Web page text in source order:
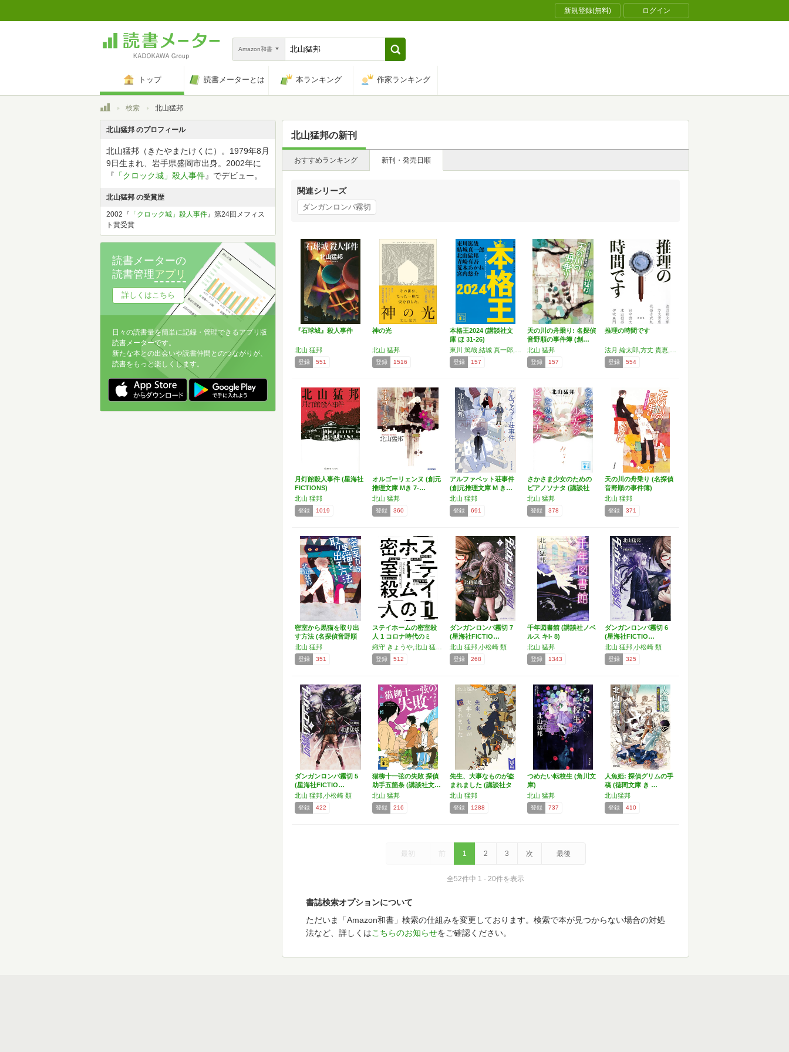
新規登録(無料) ログイン
Amazon和書
トップ 読書メーターとは 本ランキング 作家ランキング
トップ検索 北山猛邦
北山猛邦の新刊
おすすめランキング 新刊・発売日順
関連シリーズ
ダンガンロンパ霧切
『石球城』殺人事件
北山 猛邦
登録 551
神の光
北山 猛邦
登録 1516
本格王2024 (講談社文
庫 ほ 31-26)
登録 157
天の川の舟乗り: 名探偵
音野順の事件簿 (創…
北山 猛邦
登録 157
推理の時間です
登録 554
月灯館殺人事件 (星海社
FICTIONS)
北山 猛邦
登録 1019
オルゴーリェンヌ (創元
推理文庫 Mき 7-…
北山 猛邦
登録 360
アルファベット荘事件
(創元推理文庫 M き…
北山 猛邦
登録 691
さかさま少女のための
ピアノソナタ (講談社
文…
北山 猛邦
登録 378
天の川の舟乗り (名探偵
音野順の事件簿)
北山 猛邦
登録 371
密室から黒猫を取り出
す方法 (名探偵音野順
の…
北山 猛邦
登録 351
ステイホームの密室殺
人 1 コロナ時代のミ
ス…
登録 512
ダンガンロンパ霧切 7
(星海社FICTIO…
北山 猛邦,小松崎 類
登録 268
千年図書館 (講談社ノベ
ルス キI- 8)
北山 猛邦
登録 1343
ダンガンロンパ霧切 6
(星海社FICTIO…
北山 猛邦,小松崎 類
登録 325
ダンガンロンパ霧切 5
(星海社FICTIO…
北山 猛邦,小松崎 類
登録 422
猫柳十一弦の失敗 探偵
助手五箇条 (講談社文…
北山 猛邦
登録 216
先生、大事なものが盗
まれました (講談社タ
イ…
北山 猛邦
登録 1288
つめたい転校生 (角川文
庫)
北山 猛邦
登録 737
人魚姫: 探偵グリムの手
稿 (徳間文庫 き …
北山猛邦
登録 410
最初 前 1 2 3 次 最後
全52件中 1 - 20件を表示
書誌検索オプションについて
ただいま「Amazon和書」検索の仕組みを変更しております。検索で本が見つからない場合の対処
法など、詳しくはこちらのお知らせをご確認ください。
北山猛邦 のプロフィール
北山猛邦（きたやまたけくに）。1979年8月
9日生まれ、岩手県盛岡市出身。2002年に
『 「クロック城」殺人事件』でデビュー。
北山猛邦 の受賞歴
2002『 「クロック城」殺人事件』第24回メフィス
ト賞受賞
読書メーターの
読書管理アプリ
詳しくはこちら
日々の読書量を簡単に記録・管理できるアプリ版
読書メーターです。
新たな本との出会いや読書仲間とのつながりが、
読書をもっと楽しくします。